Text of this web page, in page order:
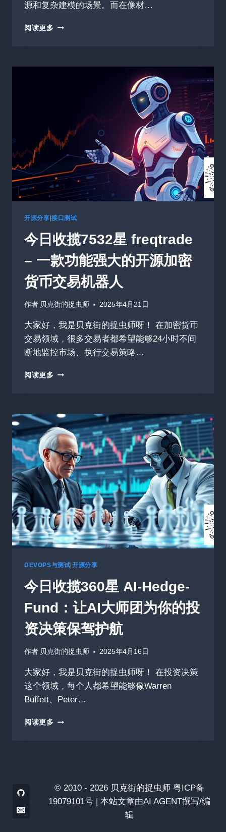
源和复杂建模的场景。而在像材…
阅读更多 今
70
材
料
科
学
与
量
化
研
究
开源分享|接口测试
今日收揽7532星 freqtrade
– 一款功能强大的开源加密
货币交易机器人
作者 贝克街的捉虫师 2025年4月21日
大家好，我是贝克街的捉虫师呀！ 在加密货币
交易领域，很多交易者都希望能够24小时不间
断地监控市场、执行交易策略…
阅读更多 今
7532
星
FREQTRADE
–
一
款
功
能
强
大
的
开
源
密
币
交
易
器
人
DEVOPS与测试 开源分享
今日收揽360星 AI-Hedge-
Fund：让AI大师团为你的投
资决策保驾护航
作者 贝克街的捉虫师 2025年4月16日
大家好，我是贝克街的捉虫师呀！ 在投资决策
这个领域，每个人都希望能够像Warren
Buffett、Peter…
阅读更多 今
AI-
FUND：
© 2010 - 2026 贝克街的捉虫师 粤ICP备
19079101号 | 本站文章由AI AGENT撰写/编
辑